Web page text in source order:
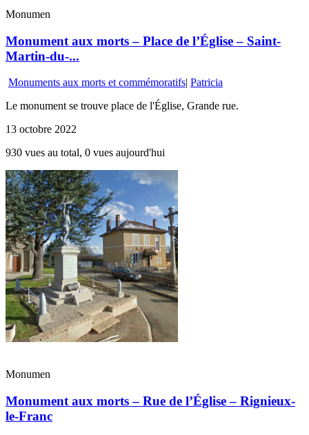
Monumen
Monument aux morts – Place de l’Église – Saint-
Martin-du-...
Monuments aux morts et commémoratifs| Patricia
Le monument se trouve place de l'Église, Grande rue.
13 octobre 2022
930 vues au total, 0 vues aujourd'hui
Monumen
Monument aux morts – Rue de l’Église – Rignieux-
le-Franc